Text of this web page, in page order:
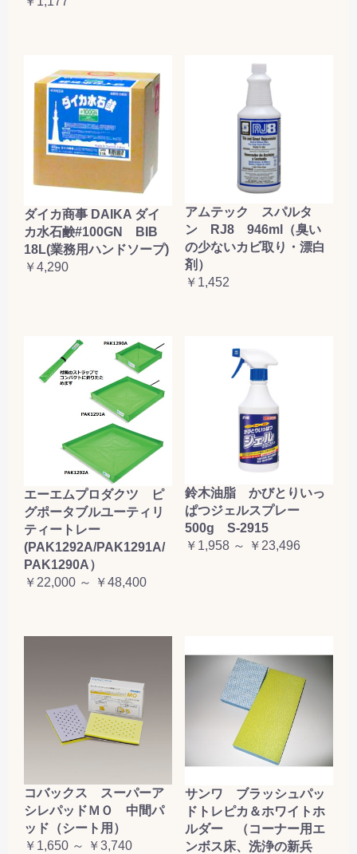
ダイカ商事 DAIKA ダイ
カ水石鹸#100GN BIB
18L(業務用ハンドソープ)
￥4,290
アムテック スパルタ
ン RJ8 946ml（臭い
の少ないカビ取り・漂白
剤）
￥1,452
エーエムプロダクツ ピ
グポータブルユーティリ
ティートレー
(PAK1292A/PAK1291A/
PAK1290A）
￥22,000 ～ ￥48,400
鈴木油脂 かびとりいっ
ぱつジェルスプレー
500g S-2915
￥1,958 ～ ￥23,496
コバックス スーパーア
シレパッドＭＯ 中間パ
ッド（シート用）
￥1,650 ～ ￥3,740
サンワ ブラッシュパッ
ドトレピカ＆ホワイトホ
ルダー （コーナー用エ
ンボス床、洗浄の新兵